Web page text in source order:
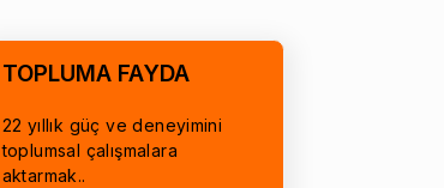
TOPLUMA FAYDA
22 yıllık güç ve deneyimini
toplumsal çalışmalara
aktarmak..